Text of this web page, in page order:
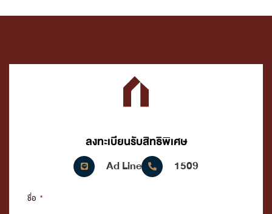
ลงทะเบียนรับสิทธิพิเศษ
Ad Line 1509
ชื่อ